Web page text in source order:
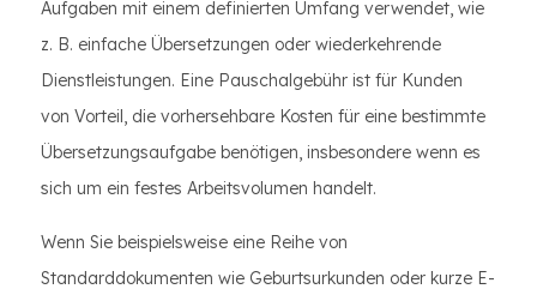
Aufgaben mit einem definierten Umfang verwendet, wie
z. B. einfache Übersetzungen oder wiederkehrende
Dienstleistungen. Eine Pauschalgebühr ist für Kunden
von Vorteil, die vorhersehbare Kosten für eine bestimmte
Übersetzungsaufgabe benötigen, insbesondere wenn es
sich um ein festes Arbeitsvolumen handelt.
Wenn Sie beispielsweise eine Reihe von
Standarddokumenten wie Geburtsurkunden oder kurze E-